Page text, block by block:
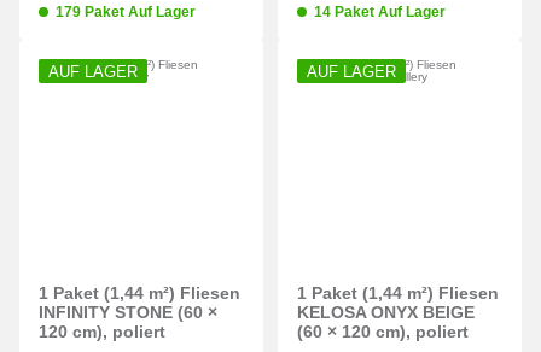
179 Paket Auf Lager
14 Paket Auf Lager
AUF LAGER
1 Paket (1,44 m²) Fliesen
INFINITY STONE (60 ×
120 cm), poliert
AUF LAGER
1 Paket (1,44 m²) Fliesen
KELOSA ONYX BEIGE
(60 × 120 cm), poliert